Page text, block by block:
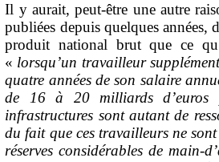
Il y aurait, peut-être une autre
publiées depuis quelques années,
produit national brut que ce
« lorsqu’un travailleur
quatre années de son salaire
de 16 à 20 milliards d’euros
infrastructures sont autant de
du fait que ces travailleurs ne
réserves considérables de main-